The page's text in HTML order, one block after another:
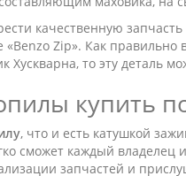
качественную
Zip». Как
Хускварна, то эту деталь
купить
, что и есть катушкой
сможет каждый владелец
запчастей и